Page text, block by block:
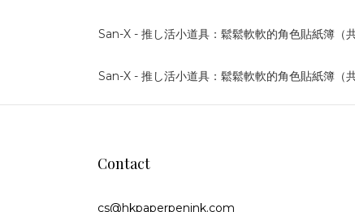
Contact
cs@hkpaperpenink.com